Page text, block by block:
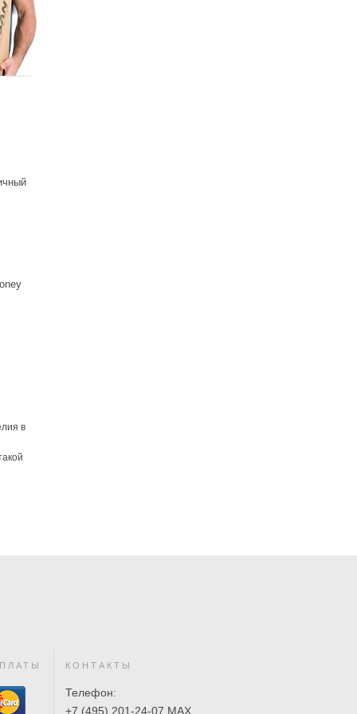
₽
в
КОНТАКТЫ
Телефон:
+7 (495) 201-24-07 MAX